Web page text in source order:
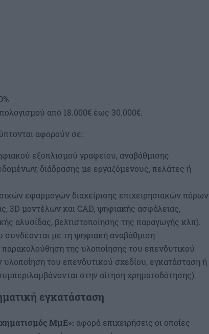
από 18.000€ έως 30.000€.
αφορούν σε:
εξοπλισμού γραφείου, αναβάθμισης
διάδρασης με εργαζόμενους, πελάτες ή
εφαρμογών διαχείρισης επιχειρησιακών πόρων
3D μοντέλων και CAD, ψηφιακής ασφάλειας,
αλυσίδας, βελτιστοποίησης της παραγωγής κλπ).
με τη ψηφιακή αναβάθμιση
παρακολούθηση της υλοποίησης του επενδυτικού
υλοποίηση του επενδυτικού σχεδίου, εγκατάσταση ή
στην αίτηση χρηματοδότησης).
εγκατάσταση
ΜμΕ»: αφορά επιχειρήσεις οι οποίες